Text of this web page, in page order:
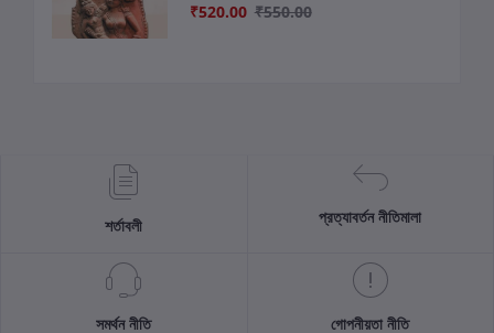
₹520.00 ₹550.00
শর্তাবলী প্রত্যাবর্তন নীতিমালা
সমর্থন নীতি গোপনীয়তা নীতি